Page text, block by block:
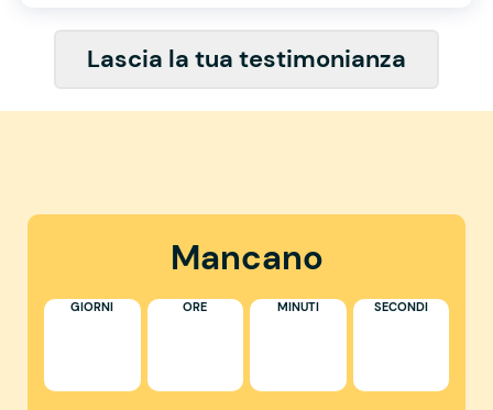
Lascia la tua testimonianza
Mancano
GIORNI ORE MINUTI SECONDI